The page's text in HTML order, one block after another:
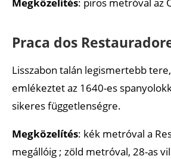
Praca dos
Lisszabon talán legismertebb
emlékeztet az 1640-es
sikeres függetlenségre.
Megközelítés: kék metróval a
megállóig ; zöld metróval, 28-as